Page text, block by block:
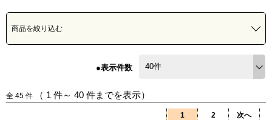
商品を絞り込む
●表示件数
全 45 件 （ 1 件～ 40 件までを表示）
1 2 次へ